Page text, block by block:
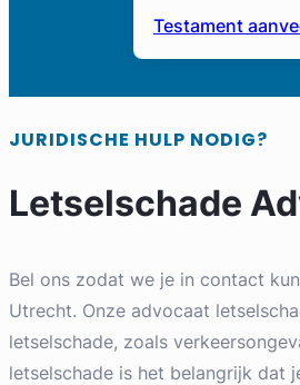
Testament
JURIDISCHE HULP NODIG?
Letselschade
Bel ons zodat we je in contact
Utrecht. Onze advocaat
letselschade, zoals
letselschade is het belangrijk dat